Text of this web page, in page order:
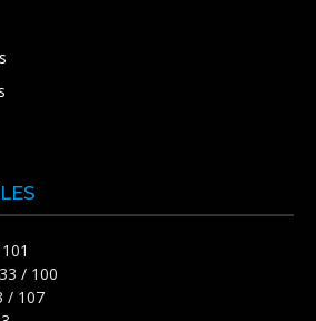
/ 100
/ 107